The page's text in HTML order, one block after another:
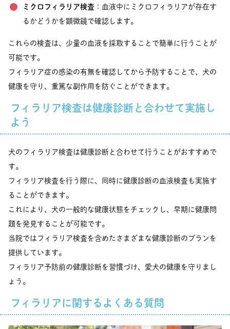
ミクロフィラリア検査 ：血液中にミクロフィラリアが存在す
るかどうかを顕微鏡で確認します。
これらの検査は、少量の血液を採取することで簡単に行うことが
可能です。
フィラリア症の感染の有無を確認してから予防することで、犬の
健康を守り、重篤な副作用を防ぐことができます。
フィラリア検査は健康診断と合わせて実施し
よう
犬のフィラリア検査は健康診断と合わせて行うことがおすすめで
す。
フィラリア検査を行う際に、同時に健康診断の血液検査も実施す
ることができます。
これにより、犬の一般的な健康状態をチェックし、早期に健康問
題を発見することが可能です。
当院ではフィラリア検査を含めたさまざまな健康診断のプランを
提供しています。
フィラリア予防前の健康診断を習慣づけ、愛犬の健康を守りまし
ょう。
フィラリアに関するよくある質問